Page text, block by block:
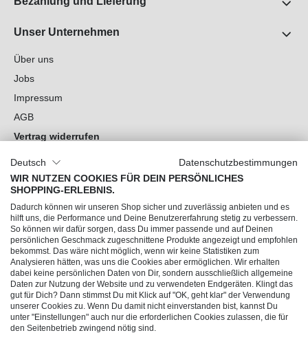
Unser Unternehmen
Über uns
Jobs
Impressum
AGB
Vertrag widerrufen
Cookie-Einstellungen
Du hast Fragen?
Unsere Socials
Deutsch
Datenschutzbestimmungen
WIR NUTZEN COOKIES FÜR DEIN PERSÖNLICHES
SHOPPING-ERLEBNIS.
Dadurch können wir unseren Shop sicher und zuverlässig anbieten und es
hilft uns, die Performance und Deine Benutzererfahrung stetig zu verbessern.
So können wir dafür sorgen, dass Du immer passende und auf Deinen
persönlichen Geschmack zugeschnittene Produkte angezeigt und empfohlen
bekommst. Das wäre nicht möglich, wenn wir keine Statistiken zum
Analysieren hätten, was uns die Cookies aber ermöglichen. Wir erhalten
dabei keine persönlichen Daten von Dir, sondern ausschließlich allgemeine
Daten zur Nutzung der Website und zu verwendeten Endgeräten. Klingt das
gut für Dich? Dann stimmst Du mit Klick auf "OK, geht klar" der Verwendung
unserer Cookies zu. Wenn Du damit nicht einverstanden bist, kannst Du
unter "Einstellungen" auch nur die erforderlichen Cookies zulassen, die für
den Seitenbetrieb zwingend nötig sind.